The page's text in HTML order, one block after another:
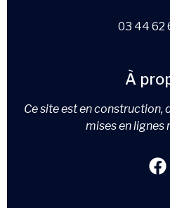
03 44 62
À
Ce site est en construction,
mises en lignes